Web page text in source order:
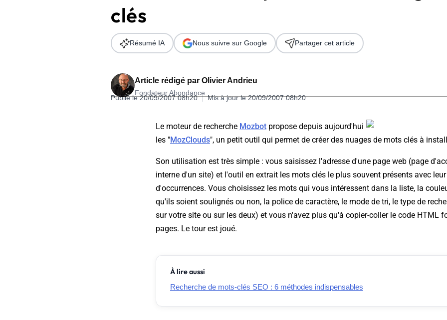
Télécharger l'Ebook
Formation SEO & GEO - Edition 2026
244.30€ HT au lieu de 349€ pendant 1 mois !
clés
Article rédigé par Olivier Andrieu
Fondateur Abondance
Publié le 20/09/2007 08h20 | Mis à jour le 20/09/2007 08h20
Résumé IA Nous suivre sur Google Partager cet article
Le moteur de recherche Mozbot propose depuis aujourd'hui
les "MozClouds", un petit outil qui permet de créer des nuages de mots clés à
Son utilisation est très simple : vous saisissez l'adresse d'une page web (page
interne d'un site) et l'outil en extrait les mots clés le plus souvent présents avec
d'occurrences. Vous choisissez les mots qui vous intéressent dans la liste, la
qu'ils soient soulignés ou non, la police de caractère, le mode de tri, le type de
sur votre site ou sur les deux) et vous n'avez plus qu'à copier-coller le code HTML
pages. Le tour est joué.
À lire aussi
Recherche de mots-clés SEO : 6 méthodes indispensables